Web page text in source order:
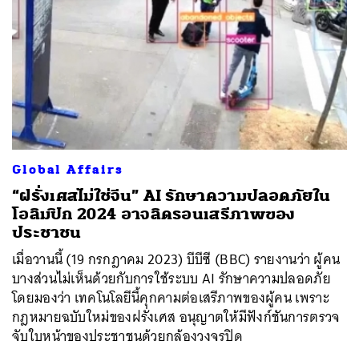
Global Affairs
“ฝรั่งเศสไม่ใช่จีน” AI รักษาความปลอดภัยใน
โอลิมปิก 2024 อาจลิดรอนเสรีภาพของ
ประชาชน
เมื่อวานนี้ (19 กรกฎาคม 2023) บีบีซี (BBC) รายงานว่า ผู้คน
บางส่วนไม่เห็นด้วยกับการใช้ระบบ AI รักษาความปลอดภัย
โดยมองว่า เทคโนโลยีนี้คุกคามต่อเสรีภาพของผู้คน เพราะ
กฎหมายฉบับใหม่ของฝรั่งเศส อนุญาตให้มีฟังก์ชันการตรวจ
จับใบหน้าของประชาชนด้วยกล้องวงจรปิด
ค้นหา